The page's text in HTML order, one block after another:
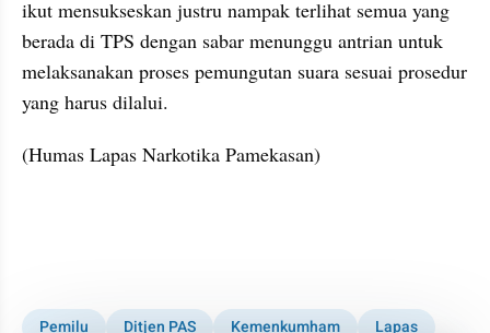
ikut mensukseskan justru nampak terlihat semua yang
berada di TPS dengan sabar menunggu antrian untuk
melaksanakan proses pemungutan suara sesuai prosedur
yang harus dilalui.
(Humas Lapas Narkotika Pamekasan)
Pemilu Ditjen PAS Kemenkumham Lapas